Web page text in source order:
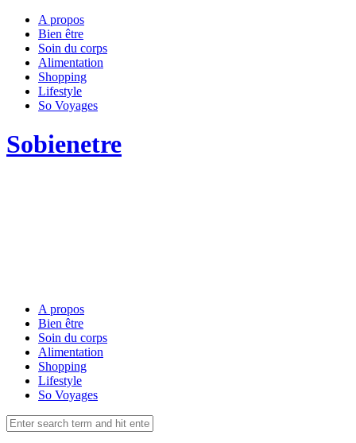
A propos
Bien être
Soin du corps
Alimentation
Shopping
Lifestyle
So Voyages
Sobienetre
A propos
Bien être
Soin du corps
Alimentation
Shopping
Lifestyle
So Voyages